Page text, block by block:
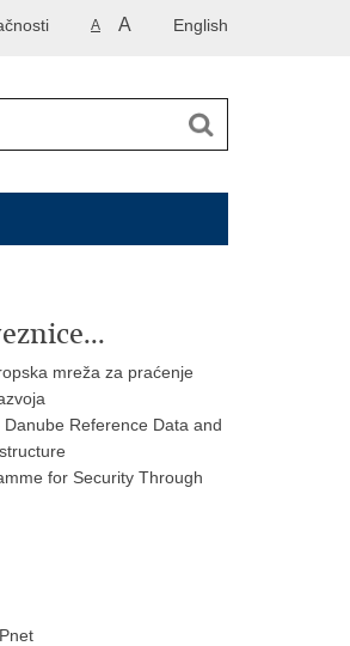
English
A A
mreža za praćenje
Danube Reference Data and
for Security Through